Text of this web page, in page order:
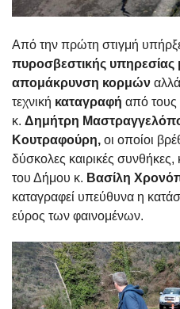
Από την πρώτη στιγμή
πυροσβεστικής υπηρεσίας
απομάκρυνση κορμών
τεχνική καταγραφή από τους
κ. Δημήτρη
Κουτραφούρη, οι οποίοι
δύσκολες καιρικές
του Δήμου κ. Βασίλη
καταγραφεί υπεύθυνα η
εύρος των φαινομένων.